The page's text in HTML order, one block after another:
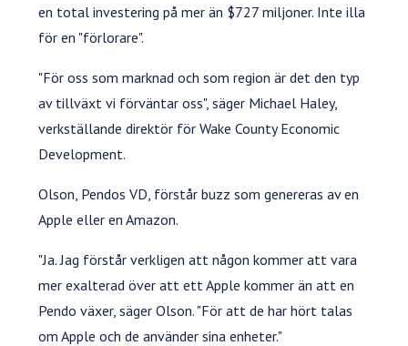
en total investering på mer än $727 miljoner. Inte illa
för en "förlorare".
"För oss som marknad och som region är det den typ
av tillväxt vi förväntar oss", säger Michael Haley,
verkställande direktör för Wake County Economic
Development.
Olson, Pendos VD, förstår buzz som genereras av en
Apple eller en Amazon.
"Ja. Jag förstår verkligen att någon kommer att vara
mer exalterad över att ett Apple kommer än att en
Pendo växer, säger Olson. "För att de har hört talas
om Apple och de använder sina enheter."